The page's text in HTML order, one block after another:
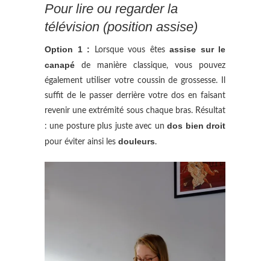
Pour lire ou regarder la
télévision (position assise)
Option 1 : Lorsque vous êtes assise sur le
canapé de manière classique, vous pouvez
également utiliser votre coussin de grossesse. Il
suffit de le passer derrière votre dos en faisant
revenir une extrémité sous chaque bras. Résultat
: une posture plus juste avec undos bien droit
pour éviter ainsi les douleurs.